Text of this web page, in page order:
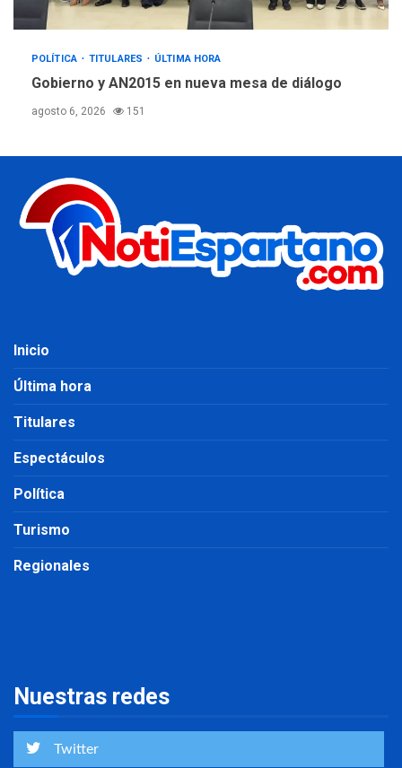
POLÍTICA TITULARES ÚLTIMA HORA
Gobierno y AN2015 en nueva mesa de diálogo
agosto 6, 2026 151
Inicio
Última hora
Titulares
Espectáculos
Política
Turismo
Regionales
Nuestras redes
Twitter